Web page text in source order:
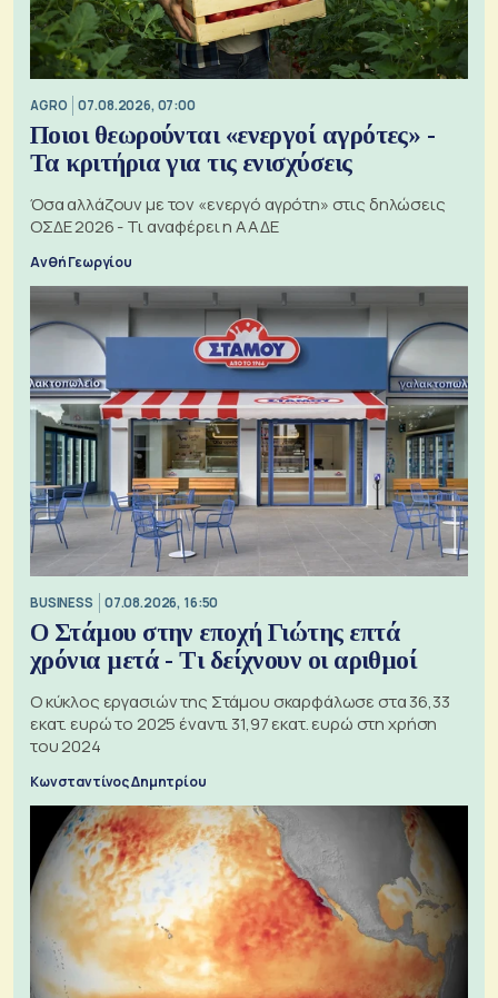
AGRO 07.08.2026, 07:00
Ποιοι θεωρούνται «ενεργοί αγρότες» -
Τα κριτήρια για τις ενισχύσεις
Όσα αλλάζουν με τον «ενεργό αγρότη» στις δηλώσεις
ΟΣΔΕ 2026 - Τι αναφέρει η ΑΑΔΕ
Ανθή Γεωργίου
BUSINESS 07.08.2026, 16:50
Ο Στάμου στην εποχή Γιώτης επτά
χρόνια μετά - Τι δείχνουν οι αριθμοί
Ο κύκλος εργασιών της Στάμου σκαρφάλωσε στα 36,33
εκατ. ευρώ το 2025 έναντι 31,97 εκατ. ευρώ στη χρήση
του 2024
Κωνσταντίνος Δημητρίου